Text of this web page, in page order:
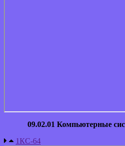
09.02.01 Компьютерные
1КС-64